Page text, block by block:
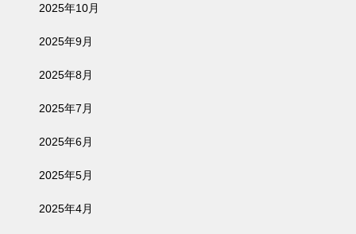
2025年10月
2025年9月
2025年8月
2025年7月
2025年6月
2025年5月
2025年4月